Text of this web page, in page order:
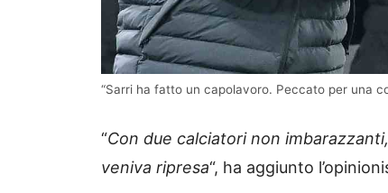
“Sarri ha fatto un capolavoro. Peccato per una
“Con due calciatori non
veniva ripresa“, ha aggiunto